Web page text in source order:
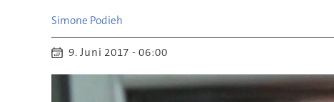
Simone Podieh
9. Juni 2017 - 06:00